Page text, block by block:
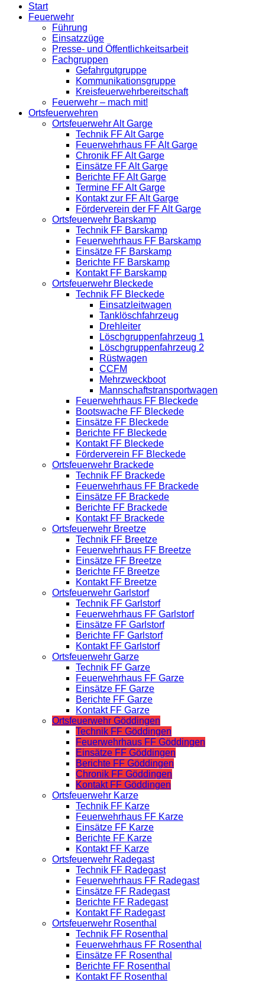
Start
Feuerwehr
Führung
Einsatzzüge
Presse- und Öffentlichkeitsarbeit
Fachgruppen
Gefahrgutgruppe
Kommunikationsgruppe
Kreisfeuerwehrbereitschaft
Feuerwehr – mach mit!
Ortsfeuerwehren
Ortsfeuerwehr Alt Garge
Technik FF Alt Garge
Feuerwehrhaus FF Alt Garge
Chronik FF Alt Garge
Einsätze FF Alt Garge
Berichte FF Alt Garge
Termine FF Alt Garge
Kontakt zur FF Alt Garge
Förderverein der FF Alt Garge
Ortsfeuerwehr Barskamp
Technik FF Barskamp
Feuerwehrhaus FF Barskamp
Einsätze FF Barskamp
Berichte FF Barskamp
Kontakt FF Barskamp
Ortsfeuerwehr Bleckede
Technik FF Bleckede
Einsatzleitwagen
Tanklöschfahrzeug
Drehleiter
Löschgruppenfahrzeug 1
Löschgruppenfahrzeug 2
Rüstwagen
CCFM
Mehrzweckboot
Mannschaftstransportwagen
Feuerwehrhaus FF Bleckede
Bootswache FF Bleckede
Einsätze FF Bleckede
Berichte FF Bleckede
Kontakt FF Bleckede
Förderverein FF Bleckede
Ortsfeuerwehr Brackede
Technik FF Brackede
Feuerwehrhaus FF Brackede
Einsätze FF Brackede
Berichte FF Brackede
Kontakt FF Brackede
Ortsfeuerwehr Breetze
Technik FF Breetze
Feuerwehrhaus FF Breetze
Einsätze FF Breetze
Berichte FF Breetze
Kontakt FF Breetze
Ortsfeuerwehr Garlstorf
Technik FF Garlstorf
Feuerwehrhaus FF Garlstorf
Einsätze FF Garlstorf
Berichte FF Garlstorf
Kontakt FF Garlstorf
Ortsfeuerwehr Garze
Technik FF Garze
Feuerwehrhaus FF Garze
Einsätze FF Garze
Berichte FF Garze
Kontakt FF Garze
Ortsfeuerwehr Göddingen
Technik FF Göddingen
Feuerwehrhaus FF Göddingen
Einsätze FF Göddingen
Berichte FF Göddingen
Chronik FF Göddingen
Kontakt FF Göddingen
Ortsfeuerwehr Karze
Technik FF Karze
Feuerwehrhaus FF Karze
Einsätze FF Karze
Berichte FF Karze
Kontakt FF Karze
Ortsfeuerwehr Radegast
Technik FF Radegast
Feuerwehrhaus FF Radegast
Einsätze FF Radegast
Berichte FF Radegast
Kontakt FF Radegast
Ortsfeuerwehr Rosenthal
Technik FF Rosenthal
Feuerwehrhaus FF Rosenthal
Einsätze FF Rosenthal
Berichte FF Rosenthal
Kontakt FF Rosenthal